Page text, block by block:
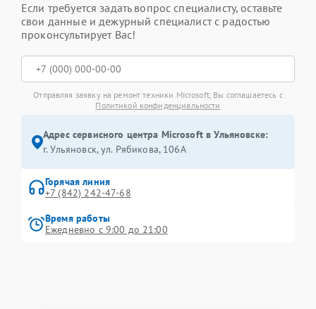
Если требуется задать вопрос специалисту, оставьте
свои данные и дежурный специалист с радостью
проконсультирует Вас!
Отправляя заявку на ремонт техники Microsoft, Вы соглашаетесь с
Политикой конфиденциальности
Адрес сервисного центра Microsoft в Ульяновске:
г. Ульяновск, ул. Рябикова, 106А
Горячая линия
+7 (842) 242-47-68
Время работы
Ежедневно с 9:00 до 21:00